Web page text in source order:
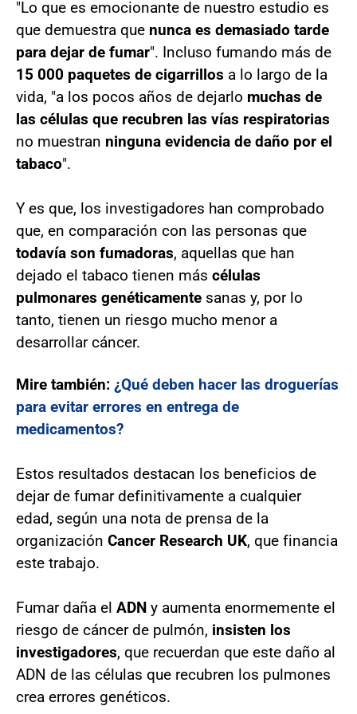
"Lo que es emocionante de nuestro estudio es
que demuestra que nunca es demasiado tarde
para dejar de fumar". Incluso fumando más de
15 000 paquetes de cigarrillos a lo largo de la
vida, "a los pocos años de dejarlo muchas de
las células que recubren las vías respiratorias
no muestran ninguna evidencia de daño por el
tabaco".
Y es que, los investigadores han comprobado
que, en comparación con las personas que
todavía son fumadoras, aquellas que han
dejado el tabaco tienen más células
pulmonares genéticamente sanas y, por lo
tanto, tienen un riesgo mucho menor a
desarrollar cáncer.
Mire también: ¿Qué deben hacer las droguerías
para evitar errores en entrega de
medicamentos?
Estos resultados destacan los beneficios de
dejar de fumar definitivamente a cualquier
edad, según una nota de prensa de la
organización Cancer Research UK, que financia
este trabajo.
Fumar daña el ADN y aumenta enormemente el
riesgo de cáncer de pulmón, insisten los
investigadores, que recuerdan que este daño al
ADN de las células que recubren los pulmones
crea errores genéticos.